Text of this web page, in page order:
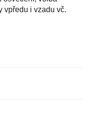
vpředu i vzadu vč.